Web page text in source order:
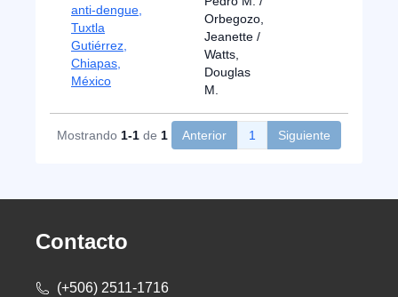
anti-dengue,
Tuxtla
Gutiérrez,
Chiapas,
México
Orbegozo,
Jeanette /
Watts,
Douglas
M.
Mostrando 1-1 de 1 Anterior 1 Siguiente
Contacto
(+506) 2511-1716